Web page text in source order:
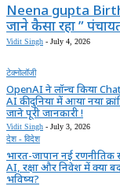
Neena gupta
जाने कैसा रहा ”
Vidit Singh - July 4, 2026
टेक्नोलॉजी
OpenAI ने लॉन्च किया
AI की दुनिया में आया नया
जाने पूरी जानकारी !
Vidit Singh - July 3, 2026
देश - विदेश
भारत-जापान नई रणनीतिक
AI, रक्षा और निवेश में क्या
भविष्य?